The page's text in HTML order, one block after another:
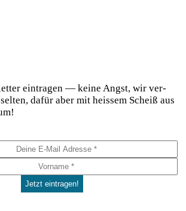
ein­tra­gen — kei­ne Angst, wir ver­
dafür aber mit heis­sem Scheiß aus